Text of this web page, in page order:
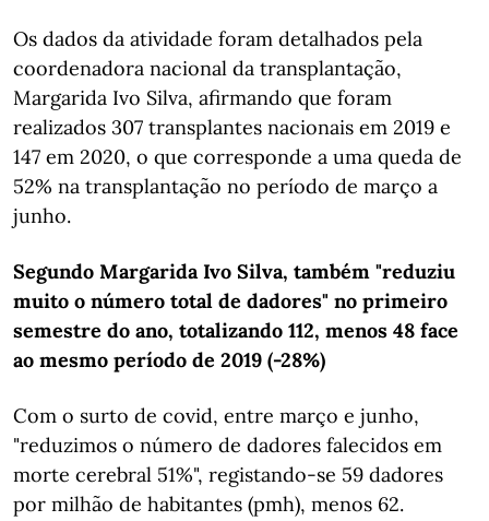
Os dados da atividade foram detalhados pela
coordenadora nacional da transplantação,
Margarida Ivo Silva, afirmando que foram
realizados 307 transplantes nacionais em 2019 e
147 em 2020, o que corresponde a uma queda de
52% na transplantação no período de março a
junho.
Segundo Margarida Ivo Silva, também "reduziu
muito o número total de dadores" no primeiro
semestre do ano, totalizando 112, menos 48 face
ao mesmo período de 2019 (-28%)
Com o surto de covid, entre março e junho,
"reduzimos o número de dadores falecidos em
morte cerebral 51%", registando-se 59 dadores
por milhão de habitantes (pmh), menos 62.